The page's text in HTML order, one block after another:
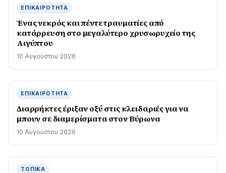
ΕΠΙΚΑΙΡΌΤΗΤΑ
Ένας νεκρός και πέντε τραυματίες από
κατάρρευση στο μεγαλύτερο χρυσωρυχείο της
Αιγύπτου
10 Αυγούστου 2026
ΕΠΙΚΑΙΡΌΤΗΤΑ
Διαρρήκτες έριξαν οξύ στις κλειδαριές για να
μπουν σε διαμερίσματα στον Βύρωνα
10 Αυγούστου 2026
ΤΟΠΙΚΆ